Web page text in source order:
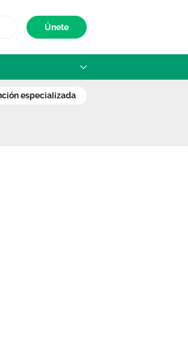
Únete
especializada